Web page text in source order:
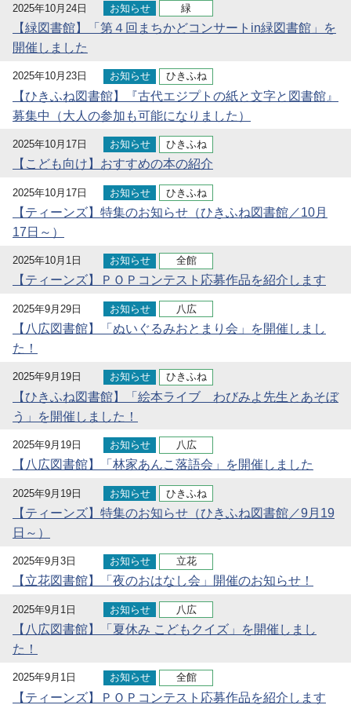
2025年10月24日 お知らせ 緑
【緑図書館】「第４回まちかどコンサートin緑図書館」を
開催しました
2025年10月23日 お知らせ ひきふね
【ひきふね図書館】『古代エジプトの紙と文字と図書館』
募集中（大人の参加も可能になりました）
2025年10月17日 お知らせ ひきふね
【こども向け】おすすめの本の紹介
2025年10月17日 お知らせ ひきふね
【ティーンズ】特集のお知らせ（ひきふね図書館／10月
17日～）
2025年10月1日 お知らせ 全館
【ティーンズ】ＰＯＰコンテスト応募作品を紹介します
2025年9月29日 お知らせ 八広
【八広図書館】「ぬいぐるみおとまり会」を開催しまし
た！
2025年9月19日 お知らせ ひきふね
【ひきふね図書館】「絵本ライブ わびみよ先生とあそぼ
う」を開催しました！
2025年9月19日 お知らせ 八広
【八広図書館】「林家あんこ落語会」を開催しました
2025年9月19日 お知らせ ひきふね
【ティーンズ】特集のお知らせ（ひきふね図書館／9月19
日～）
2025年9月3日 お知らせ 立花
【立花図書館】「夜のおはなし会」開催のお知らせ！
2025年9月1日 お知らせ 八広
【八広図書館】「夏休み こどもクイズ」を開催しまし
た！
2025年9月1日 お知らせ 全館
【ティーンズ】ＰＯＰコンテスト応募作品を紹介します